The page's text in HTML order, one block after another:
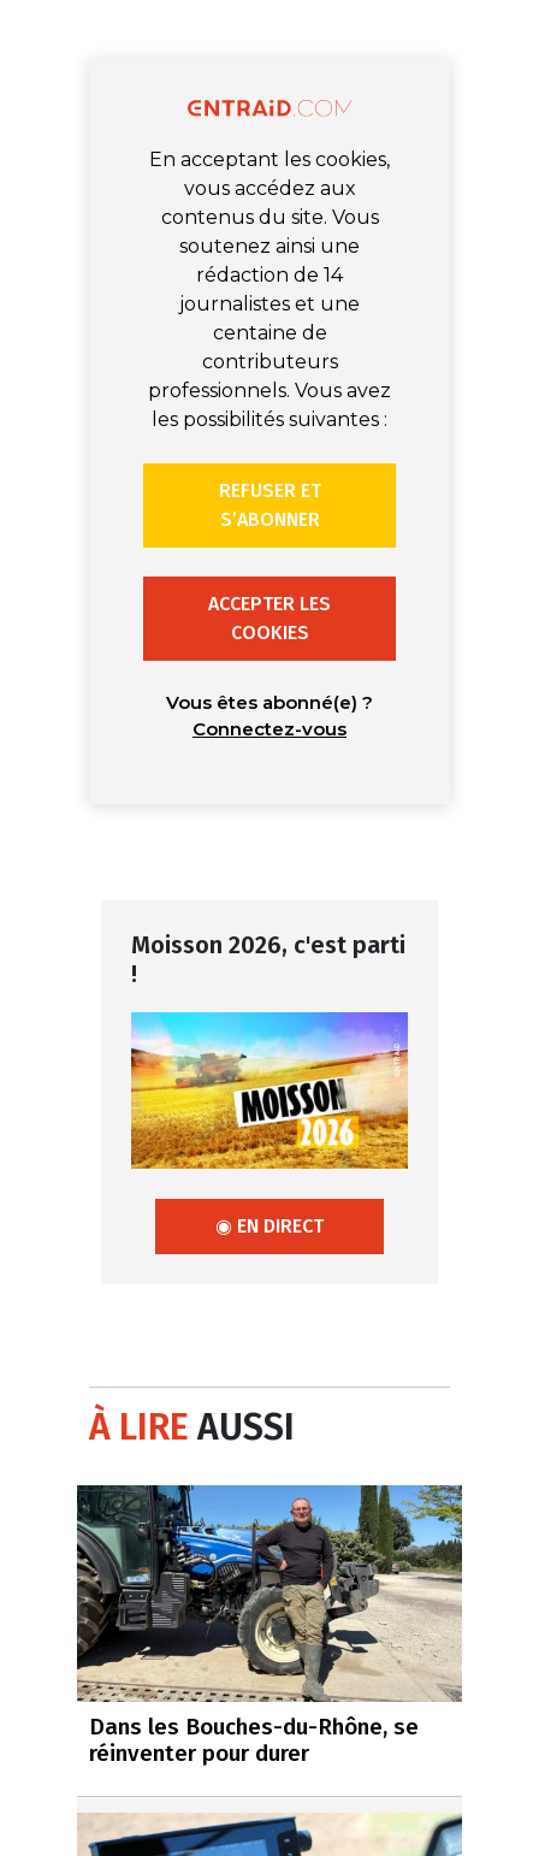
En acceptant les cookies,
vous accédez aux
contenus du site. Vous
soutenez ainsi une
rédaction de 14
journalistes et une
centaine de
contributeurs
professionnels. Vous avez
les possibilités suivantes :
REFUSER ET
S’ABONNER
ACCEPTER LES
COOKIES
Vous êtes abonné(e) ?
Connectez-vous
Moisson 2026, c'est parti
!
◉ EN DIRECT
À LIREAUSSI
Dans les Bouches-du-Rhône, se
réinventer pour durer